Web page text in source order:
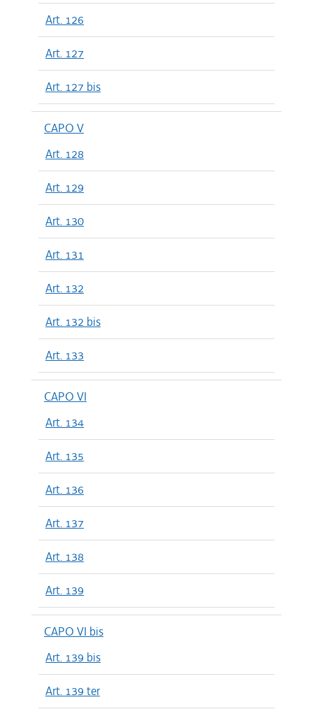
Art. 126
Art. 127
Art. 127 bis
CAPO V
Art. 128
Art. 129
Art. 130
Art. 131
Art. 132
Art. 132 bis
Art. 133
CAPO VI
Art. 134
Art. 135
Art. 136
Art. 137
Art. 138
Art. 139
CAPO VI bis
Art. 139 bis
Art. 139 ter